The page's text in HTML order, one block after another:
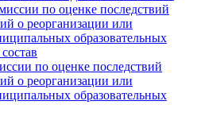
по оценке последствий
о реорганизации или
образовательных
по оценке последствий
о реорганизации или
образовательных